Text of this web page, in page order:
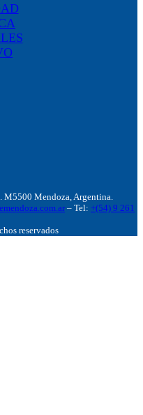
Mendoza, Argentina.
– Tel: +(54) 9 261
reservados